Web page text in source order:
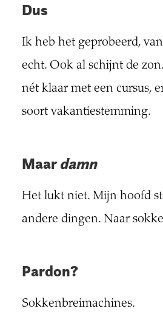
Dus
Ik heb het geprobeerd,
echt. Ook al schijnt de
nét klaar met een cursus,
soort vakantiestemming.
Maardamn
Het lukt niet. Mijn hoofd
andere dingen. Naar
Pardon?
Sokkenbreimachines.